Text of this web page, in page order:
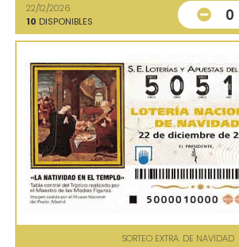
22/12/2026
10 DISPONIBLES 0
SORTEO EXTRA. DE NAVIDAD